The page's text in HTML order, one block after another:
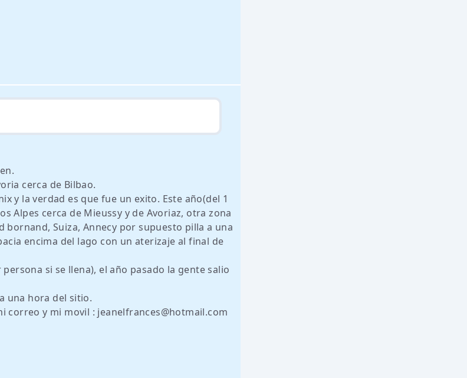
cerca de Bilbao.
y la verdad es que fue un exito. Este año(del 1
Alpes cerca de Mieussy y de Avoriaz, otra zona
bornand, Suiza, Annecy por supuesto pilla a una
encima del lago con un aterizaje al final de
si se llena), el año pasado la gente salio
una hora del sitio.
correo y mi movil : jeanelfrances@hotmail.com